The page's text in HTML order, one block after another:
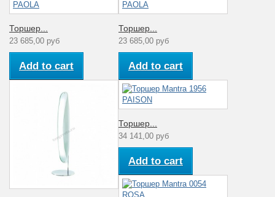
Торшер...
23 685,00 руб
Add to cart
Торшер...
23 685,00 руб
Add to cart
Торшер...
34 141,00 руб
Add to cart